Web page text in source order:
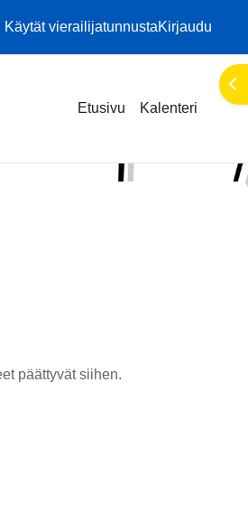
Käytät vierailijatunnustaKirjaudu
Etusivu Kalenteri
päättyvät siihen.